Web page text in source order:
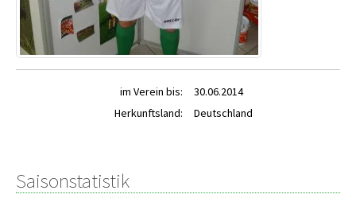
im Verein bis:
30.06.2014
Herkunftsland:
Deutschland
Saisonstatistik